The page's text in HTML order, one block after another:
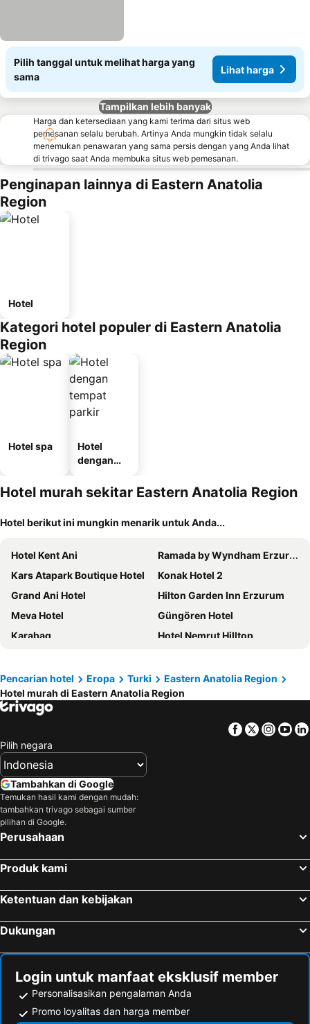
Pilih tanggal untuk melihat harga yang
sama
Lihat harga
Tampilkan lebih banyak
Harga dan ketersediaan yang kami terima dari situs web
pemesanan selalu berubah. Artinya Anda mungkin tidak selalu
menemukan penawaran yang sama persis dengan yang Anda lihat
di trivago saat Anda membuka situs web pemesanan.
Penginapan lainnya di Eastern Anatolia
Region
Hotel
Kategori hotel populer di Eastern Anatolia
Region
Hotel spa
Hotel
dengan
parkir
Hotel murah sekitar Eastern Anatolia Region
Hotel berikut ini mungkin menarik untuk Anda...
Hotel Kent Ani
Ramada by Wyndham Erzurum
Kars Atapark Boutique Hotel
Konak Hotel 2
Grand Ani Hotel
Hilton Garden Inn Erzurum
Meva Hotel
Güngören Hotel
Karabag
Hotel Nemrut Hilltop
Pencarian hotel
Eropa Turki
Eastern Anatolia Region
Hotel murah di Eastern Anatolia Region
Facebook
Twitter
Pilih negara
Tambahkan di Google
Temukan hasil kami dengan mudah:
tambahkan trivago sebagai sumber
pilihan di Google.
Perusahaan
Produk kami
Ketentuan dan kebijakan
Dukungan
Login untuk manfaat eksklusif member
Personalisasikan pengalaman Anda
Promo loyalitas dan harga member